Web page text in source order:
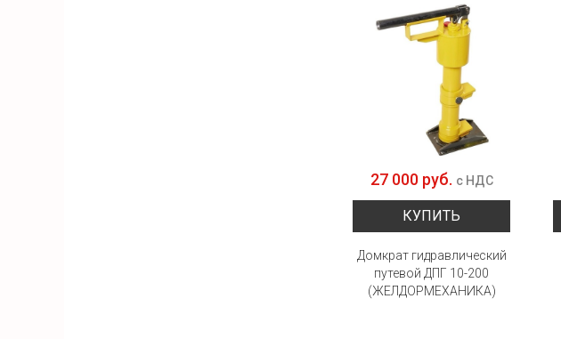
27 000 руб. с НДС
КУПИТЬ
Домкрат гидравлический
путевой ДПГ 10-200
(ЖЕЛДОРМЕХАНИКА)